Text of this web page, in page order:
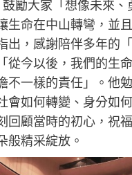
勵大家「想像未來、
生命在中山轉彎，並
出，感謝陪伴多年的
從今以後，我們的生
不一樣的責任」。他
會如何轉變、身分如
回顧當時的初心，祝
般精采綻放。